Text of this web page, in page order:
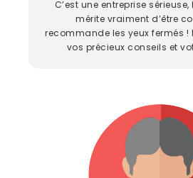
C’est une entreprise
mérite vraiment d’être
recommande les yeux fermés !
vos précieux conseils et